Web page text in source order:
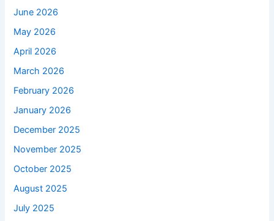
June 2026
May 2026
April 2026
March 2026
February 2026
January 2026
December 2025
November 2025
October 2025
August 2025
July 2025